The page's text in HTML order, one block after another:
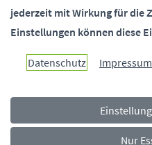
Paderborn
Rechtliches
Navigationsmenü Impressum
jederzeit mit Wirkung für die
Einstellungen können diese
Datenschutz Impressum
Nur